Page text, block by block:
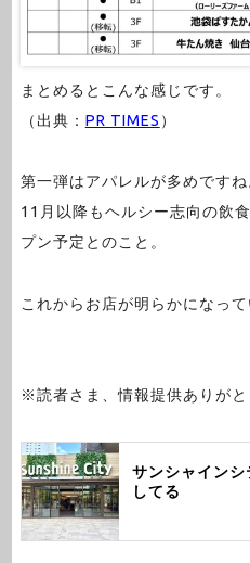
まとめるとこんな感じです。
（出典： PR TIMES ）
第一弾はアパレルが多めですね
11月以降もヘルシー志向の飲
プン予定とのこと。
これからお店が明らかになっ
※読者さま、情報提供ありがと
サンシャイン
してる